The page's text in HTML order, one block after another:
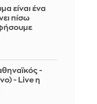
είναι ένα
πίσω
-
- Live η